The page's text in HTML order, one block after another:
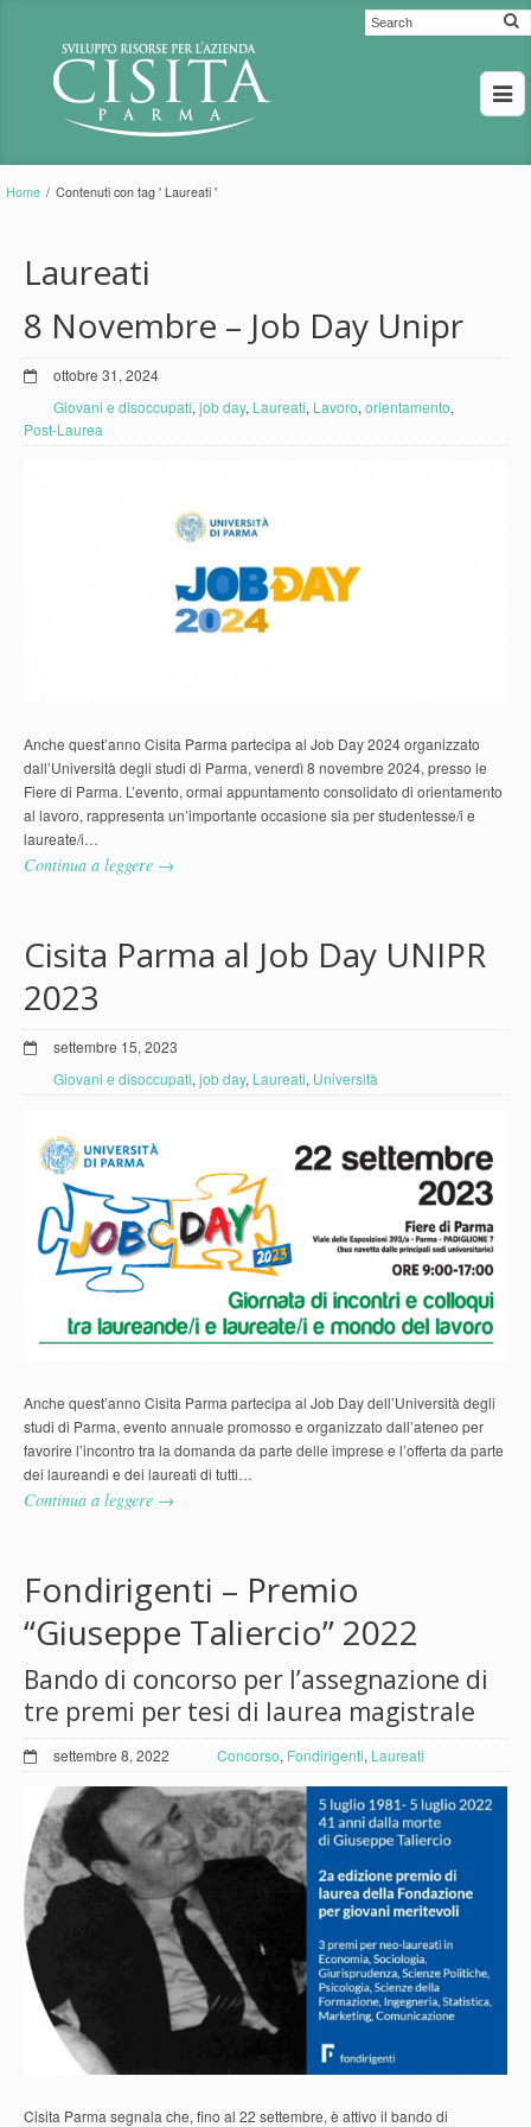
Home / Contenuti con tag ' Laureati '
Laureati
8 Novembre – Job Day Unipr
ottobre 31, 2024
Giovani e disoccupati, job day, Laureati, Lavoro, orientamento,
Post-Laurea
Anche quest’anno Cisita Parma partecipa al Job Day 2024 organizzato
dall’Università degli studi di Parma, venerdì 8 novembre 2024, presso le
Fiere di Parma. L’evento, ormai appuntamento consolidato di orientamento
al lavoro, rappresenta un’importante occasione sia per studentesse/i e
laureate/i…
Continua a leggere →
Cisita Parma al Job Day UNIPR
2023
settembre 15, 2023
Giovani e disoccupati, job day, Laureati, Università
Anche quest’anno Cisita Parma partecipa al Job Day dell’Università degli
studi di Parma, evento annuale promosso e organizzato dall’ateneo per
favorire l’incontro tra la domanda da parte delle imprese e l’offerta da parte
dei laureandi e dei laureati di tutti…
Continua a leggere →
Fondirigenti – Premio
“Giuseppe Taliercio” 2022
Bando di concorso per l’assegnazione di
tre premi per tesi di laurea magistrale
settembre 8, 2022 Concorso, Fondirigenti, Laureati
Cisita Parma segnala che, fino al 22 settembre, è attivo il bando di